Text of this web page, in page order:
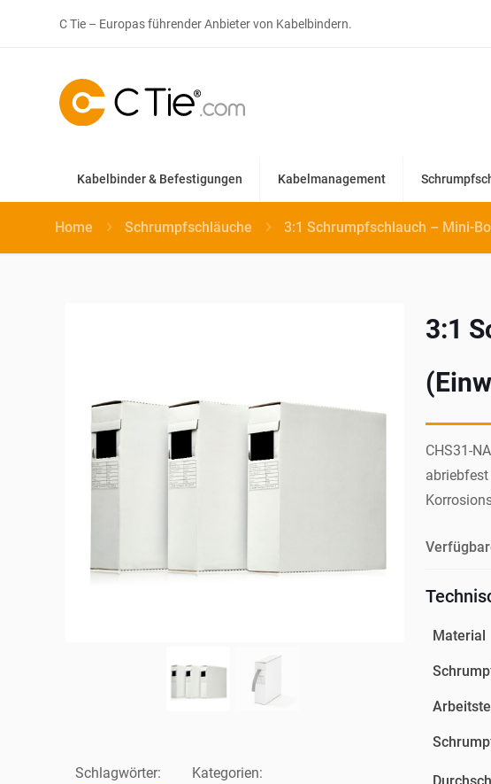
C Tie – Europas führender Anbieter von Kabelbindern.
Kabelbinder & Befestigungen Kabelmanagement
Home Schrumpfschläuche 3:1 Schrumpfschlauch – Mini-
Schlagwörter:
Kategorien:
3:1
CHS31-
abriebfest
Material